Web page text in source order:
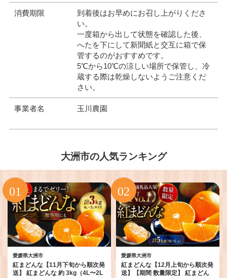
消費期限
到着後はお早めにお召し上がりくださ
い。
一度箱から出して状態を確認した後、
へたを下にして新聞紙と交互に箱で保
管するのがおすすめです。
5℃から10℃の涼しい場所で保管し、冷
蔵する際は乾燥しないようご注意くだ
さい。
事業者名 玉川農園
大洲市の人気ランキング
愛媛県大洲市
紅まどんな【11月下旬から順次発
送】 紅まどんな 約 3kg（4L〜2L
愛媛県大洲市
紅まどんな【12月上旬から順次発
送】【期間 数量限定】 紅まどん